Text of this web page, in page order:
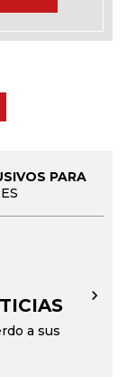
PARA
a sus
→